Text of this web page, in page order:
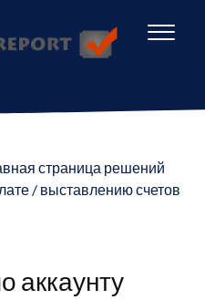
страница решений
/ выставлению счетов
аккаунту